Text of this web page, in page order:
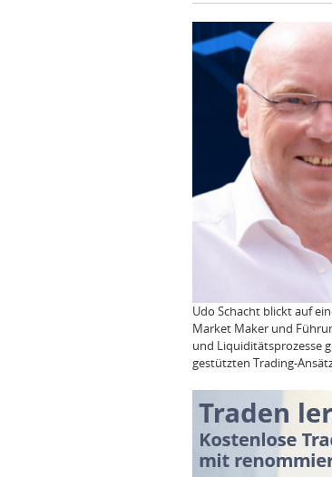
Udo Schacht blickt auf
Market Maker und
und Liquiditätsprozesse
gestützten Trading-